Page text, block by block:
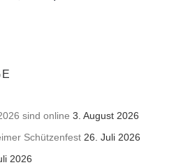
sind online 3. August 2026
Schützenfest 26. Juli 2026
2026